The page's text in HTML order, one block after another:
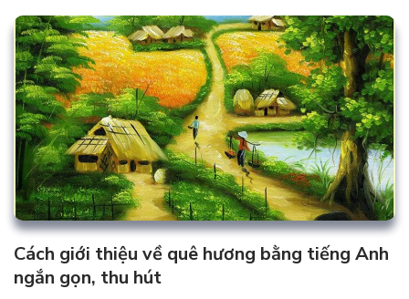
Cách giới thiệu về quê hương bằng tiếng Anh
ngắn gọn, thu hút